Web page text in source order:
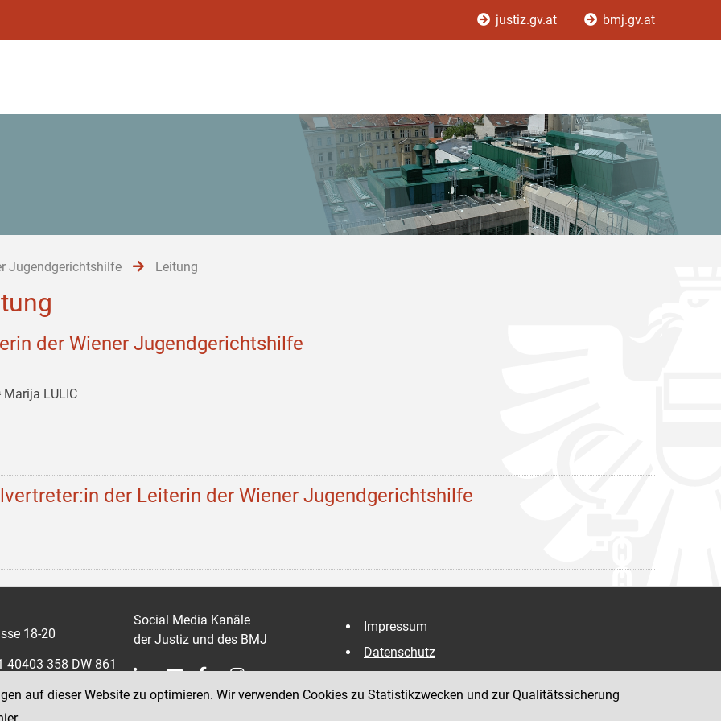
justiz.gv.at bmj.gv.at
Jugendgerichtshilfe Leitung
der Wiener Jugendgerichtshilfe
Marija LULIC
der Leiterin der Wiener Jugendgerichtshilfe
18-20
40403 358 DW 861
358 865
Social Media Kanäle
der Justiz und des BMJ
Impressum
Datenschutz
Hinweisgeber:innenplattform (für Mitarbeiter:innen)
auf dieser Website zu optimieren. Wir verwenden Cookies zu Statistikzwecken und zur Qualitätssicherung